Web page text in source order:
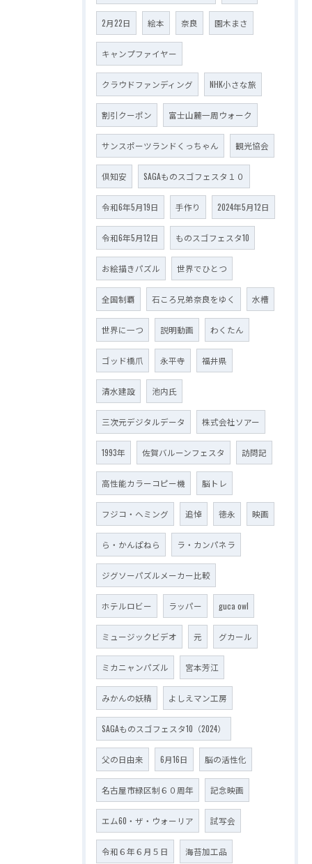
2月22日 絵本 奈良 園木まさ
キャンプファイヤー
クラウドファンディング NHK小さな旅
割引クーポン 富士山麓一周ウォーク
サンスポーツランドくっちゃん 観光協会
倶知安 SAGAものスゴフェスタ１０
令和6年5月19日 手作り 2024年5月12日
令和6年5月12日 ものスゴフェスタ10
お絵描きパズル 世界でひとつ
全国制覇 石ころ兄弟奈良をゆく 水槽
世界に一つ 説明動画 わくたん
ゴッド橋爪 永平寺 福井県
清水建設 池内氏
三次元デジタルデータ 株式会社ソアー
1993年 佐賀バルーンフェスタ 訪問記
高性能カラーコピー機 脳トレ
フジコ・ヘミング 追悼 徳永 映画
ら・かんぱねら ラ・カンパネラ
ジグソーパズルメーカー比較
ホテルロビー ラッパー guca owl
ミュージックビデオ 元 グカール
ミカニャンパズル 宮本芳江
みかんの妖精 よしえマン工房
SAGAものスゴフェスタ10（2024）
父の日由来 6月16日 脳の活性化
名古屋市緑区制６０周年 記念映画
エム60・ザ・ウォーリア 試写会
令和６年６月５日 海苔加工品